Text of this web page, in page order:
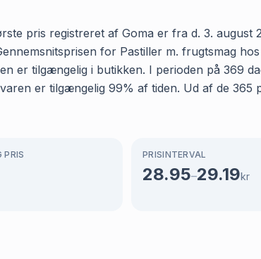
pris registreret af Goma er fra d. 3. august
for Pastiller m. frugtsmag
er tilgængelig i butikken. I perioden på 369
er tilgængelig 99% af tiden. Ud af de 365
PRIS PRISINTERVAL
28.95–29.19kr